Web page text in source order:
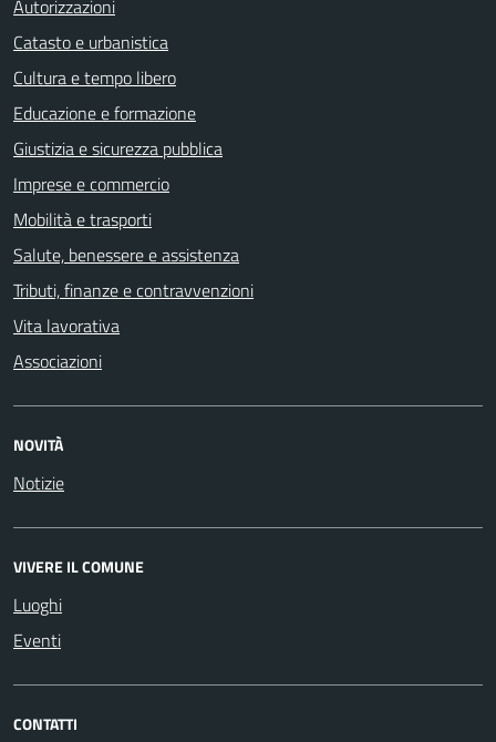
Autorizzazioni
Catasto e urbanistica
Cultura e tempo libero
Educazione e formazione
Giustizia e sicurezza pubblica
Imprese e commercio
Mobilità e trasporti
Salute, benessere e assistenza
Tributi, finanze e contravvenzioni
Vita lavorativa
Associazioni
NOVITÀ
Notizie
VIVERE IL COMUNE
Luoghi
Eventi
CONTATTI